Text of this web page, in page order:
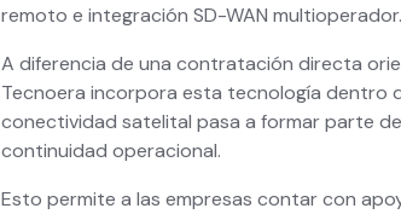
remoto e integración SD-WAN multioperador.
A diferencia de una contratación directa
Tecnoera incorpora esta tecnología dentro
conectividad satelital pasa a formar parte
continuidad operacional.
Esto permite a las empresas contar con